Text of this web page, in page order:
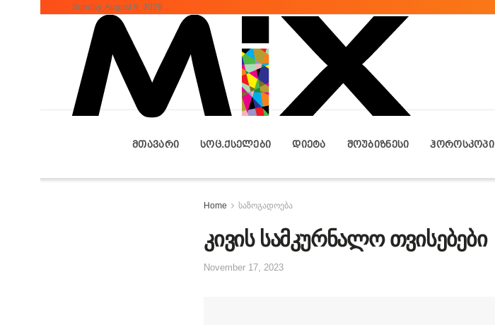
Sunday, August 9, 2026
ᲛᲗᲐᲕᲐᲠᲘ ᲡᲝᲪ.ᲥᲡᲔᲚᲔᲑᲘ ᲓᲘᲔᲢᲐ ᲨᲝᲣᲑᲘᲖᲜᲔᲡᲘ ᲰᲝᲠᲝᲡᲙᲝᲞᲘ
Home საზოგადოება
კივის სამკურნალო თვისებები
November 17, 2023